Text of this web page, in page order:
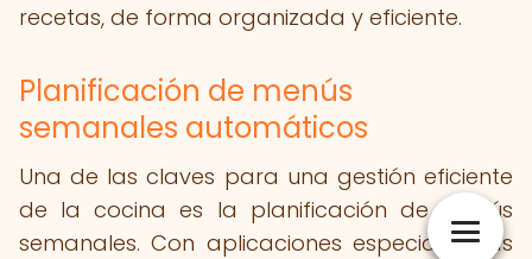
recetas, de forma organizada y eficiente.
Planificación de menús
semanales automáticos
Una de las claves para una gestión eficiente
de la cocina es la planificación de menús
semanales. Con aplicaciones especializadas